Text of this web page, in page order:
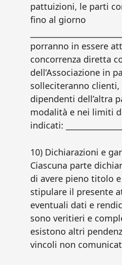
pattuizioni, le parti
fino al giorno
porranno in essere
concorrenza diretta
dell’Associazione in
solleciteranno
dipendenti dell’altra
modalità e nei limiti
indicati:
10) Dichiarazioni e
Ciascuna parte
di avere pieno titolo
stipulare il presente
eventuali dati e
sono veritieri e
esistono altri
vincoli non